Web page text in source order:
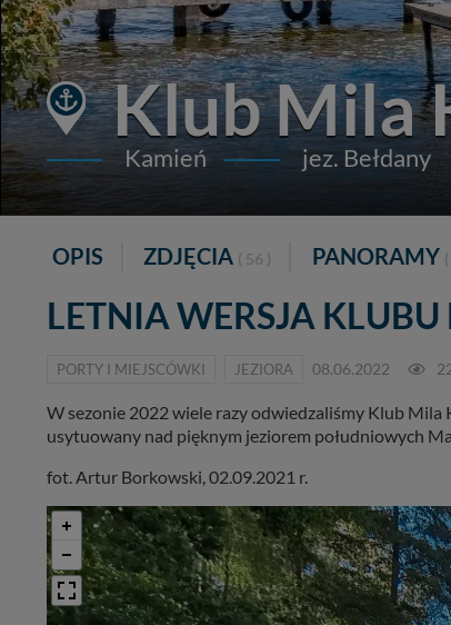
Klub Mila
Kamień jez. Bełdany
OPIS ZDJĘCIA ( 56 ) PANORAMY
LETNIA WERSJA
PORTY I MIEJSCÓWKI JEZIORA 08.06.2022
W sezonie 2022 wiele razy odwiedzaliśmy Klub Mila
usytuowany nad pięknym jeziorem południowych
fot. Artur Borkowski, 02.09.2021 r.